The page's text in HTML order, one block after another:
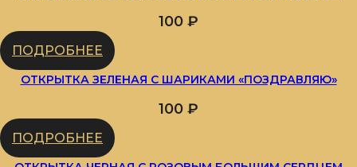
100 ₽
ПОДРОБНЕЕ
ОТКРЫТКА ЗЕЛЕНАЯ С ШАРИКАМИ «ПОЗДРАВЛЯЮ»
100 ₽
ПОДРОБНЕЕ